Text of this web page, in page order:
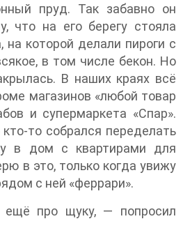
пруд. Так забавно он
что на его берегу стояла
на которой делали пироги с
в том числе бекон. Но
В наших краях всё
магазинов «любой товар
и супермаркета «Спар».
то собрался переделать
в дом с квартирами для
в это, только когда увижу
с ней «феррари».
про щуку, — попросил